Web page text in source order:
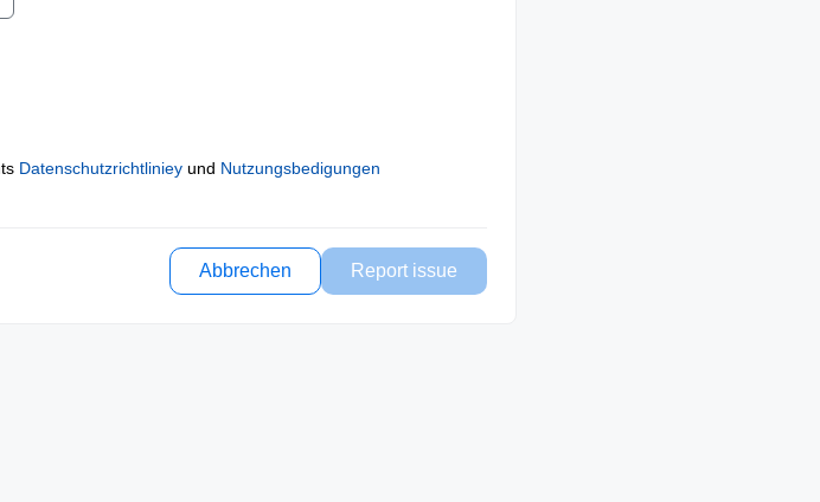
Datenschutzrichtliniey und Nutzungsbedigungen
Abbrechen Report issue